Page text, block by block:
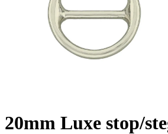
20mm Luxe stop/